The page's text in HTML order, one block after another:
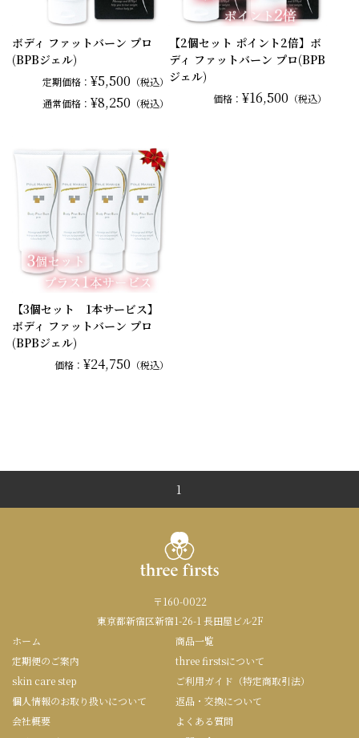
ボディ ファットバーン プロ
(BPBジェル)
定期価格：¥5,500 （税込）
通常価格：¥8,250 （税込）
【2個セット ポイント2倍】ボ
ディ ファットバーン プロ(BPB
ジェル)
価格： ¥16,500 （税込）
【3個セット 1本サービス】
ボディ ファットバーン プロ
(BPBジェル)
価格：¥24,750 （税込）
1
〒160-0022
東京都新宿区新宿1-26-1 長田屋ビル2F
ホーム
商品一覧
定期便のご案内
three firstsについて
skin care step
ご利用ガイド（特定商取引法）
個人情報のお取り扱いについて
返品・交換について
会社概要
よくある質問